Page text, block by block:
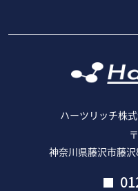
ハーツリッチ株
神奈川県藤沢市藤